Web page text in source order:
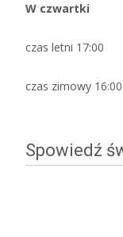
W czwartki
czas letni 17:00
czas zimowy 16:00
Spowiedź